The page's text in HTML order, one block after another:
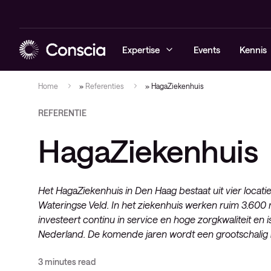
Expertise
Networking
Networking
Hybrid cloud
Observability
Digital
Conscia services & support
Healthcare
Service
Events Kennis
Whitepaper
Referenties
Events
Videos
Nieuws
Home » Referenties » HagaZiekenhuis
REFERENTIE
HagaZiekenhuis
Het HagaZiekenhuis in Den Haag bestaat uit vier
Wateringse Veld. In het ziekenhuis werken ruim
investeert continu in service en hoge zorgkwaliteit en
Nederland. De komende jaren wordt een
3 minutes read